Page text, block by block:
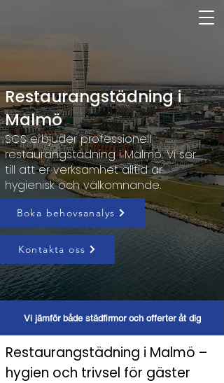
Restaurangstädning i
Malmö
SCS erbjuder professionell
restaurangstädning i Malmö. Vi ser
till att er verksamhet alltid är
hygienisk och välkomnande.
Boka behovsanalys
Kontakta oss
Vi jämför både städfirmor och offerter åt dig
Restaurangstädning i Malmö –
hygien och trivsel för gäster